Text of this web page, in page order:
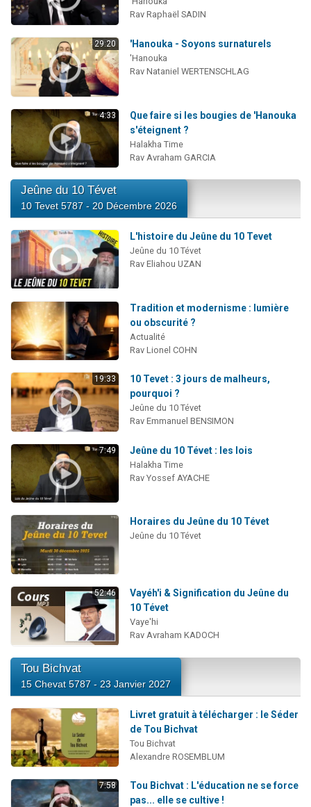
Rav Raphaël SADIN
29:20 'Hanouka - Soyons surnaturels
'Hanouka
Rav Nataniel WERTENSCHLAG
4:33
Que faire si les bougies de 'Hanouka
s'éteignent ?
Halakha Time
Rav Avraham GARCIA
Jeûne du 10 Tévet
10 Tevet 5787 - 20 Décembre 2026
L'histoire du Jeûne du 10 Tevet
Jeûne du 10 Tévet
Rav Eliahou UZAN
Tradition et modernisme : lumière
ou obscurité ?
Actualité
Rav Lionel COHN
19:33
10 Tevet : 3 jours de malheurs,
pourquoi ?
Jeûne du 10 Tévet
Rav Emmanuel BENSIMON
7:49 Jeûne du 10 Tévet : les lois
Halakha Time
Rav Yossef AYACHE
Horaires du Jeûne du 10 Tévet
Jeûne du 10 Tévet
52:46
Vayéh'i & Signification du Jeûne du
10 Tévet
Vaye'hi
Rav Avraham KADOCH
Tou Bichvat
15 Chevat 5787 - 23 Janvier 2027
Livret gratuit à télécharger : le Séder
de Tou Bichvat
Tou Bichvat
Alexandre ROSEMBLUM
7:58
Tou Bichvat : L'éducation ne se force
pas... elle se cultive !